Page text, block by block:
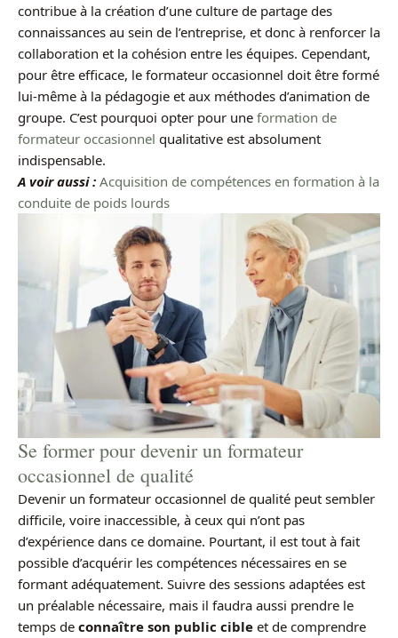
contribue à la création d’une culture de partage des
connaissances au sein de l’entreprise, et donc à renforcer la
collaboration et la cohésion entre les équipes. Cependant,
pour être efficace, le formateur occasionnel doit être formé
lui-même à la pédagogie et aux méthodes d’animation de
groupe. C’est pourquoi opter pour une formation de
formateur occasionnel qualitative est absolument
indispensable.
A voir aussi : Acquisition de compétences en formation à la
conduite de poids lourds
Se former pour devenir un formateur
occasionnel de qualité
Devenir un formateur occasionnel de qualité peut sembler
difficile, voire inaccessible, à ceux qui n’ont pas
d’expérience dans ce domaine. Pourtant, il est tout à fait
possible d’acquérir les compétences nécessaires en se
formant adéquatement. Suivre des sessions adaptées est
un préalable nécessaire, mais il faudra aussi prendre le
temps de connaître son public cible et de comprendre